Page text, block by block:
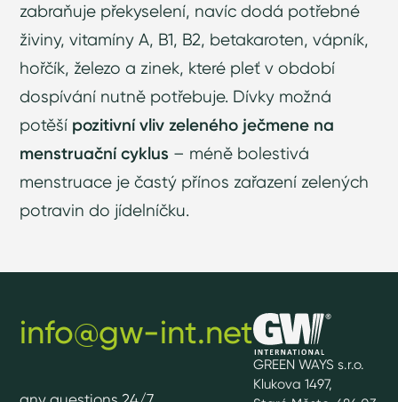
zabraňuje překyselení, navíc dodá potřebné
živiny, vitamíny A, B1, B2, betakaroten, vápník,
hořčík, železo a zinek, které pleť v období
dospívání nutně potřebuje. Dívky možná
potěší pozitivní vliv zeleného ječmene na
menstruační cyklus – méně bolestivá
menstruace je častý přínos zařazení zelených
potravin do jídelníčku.
GREEN WAYS s.r.o.
Klukova 1497,
info@gw-int.net